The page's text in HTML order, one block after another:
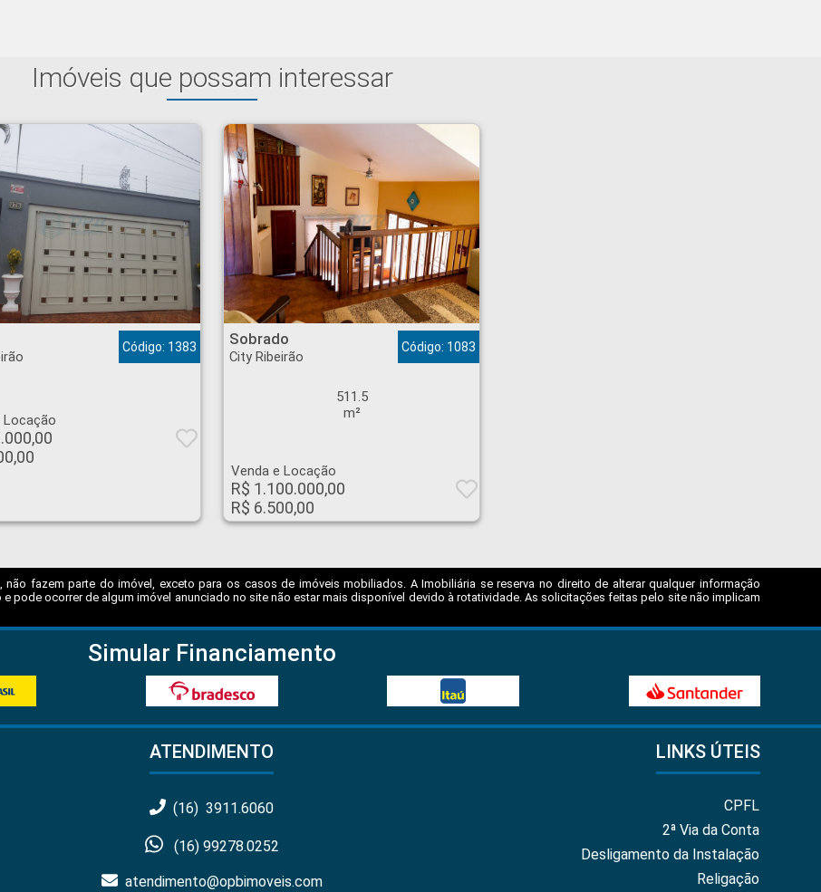
Imóveis que possam interessar
- Ribeirão Preto
Código: 1383
Locação
Sobrado - City Ribeirão - Ribeirão Preto
Sobrado
City Ribeirão
Código: 1083
511.5
m²
Venda e Locação
R$ 1.100.000,00
R$ 6.500,00
fazem parte do imóvel, exceto para os casos de imóveis mobiliados. A Imobiliária se reserva no direito de alterar qualquer informação
pode ocorrer de algum imóvel anunciado no site não estar mais disponível devido à rotatividade. As solicitações feitas pelo site não implicam
Simular Financiamento
ATENDIMENTO
(16) 3911.6060
(16) 99278.0252
atendimento@opbimoveis.com
LINKS ÚTEIS
CPFL
2ª Via da Conta
Desligamento da Instalação
Religação